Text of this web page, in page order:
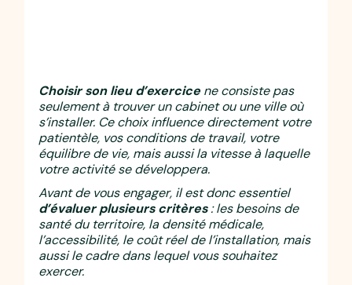
Choisir son lieu d’exercicene consiste pas
seulement à trouver un cabinet ou une ville où
s’installer. Ce choix influence directement votre
patientèle, vos conditions de travail, votre
équilibre de vie, mais aussi la vitesse à laquelle
votre activité se développera.
Avant de vous engager, il est donc essentiel
d’évaluer plusieurs critères: les besoins de
santé du territoire, la densité médicale,
l’accessibilité, le coût réel de l’installation, mais
aussi le cadre dans lequel vous souhaitez
exercer.